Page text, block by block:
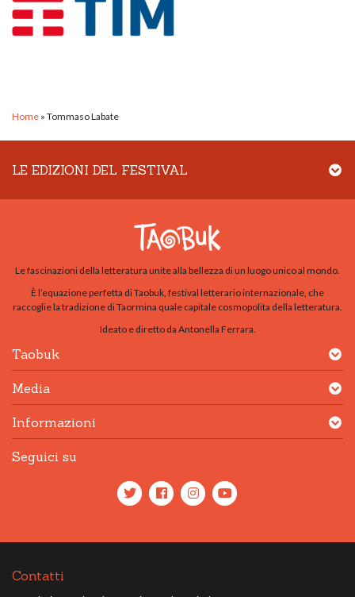
Home » Tommaso Labate
LE EDIZIONI DEL FESTIVAL
Le fascinazioni della letteratura unite alla bellezza di un luogo unico al mondo.
È l’equazione perfetta di Taobuk, festival letterario internazionale, che
raccoglie la tradizione di Taormina quale capitale cosmopolita della letteratura.
Ideato e diretto da Antonella Ferrara.
Taobuk
Media
Informazioni
Seguici su
Contatti